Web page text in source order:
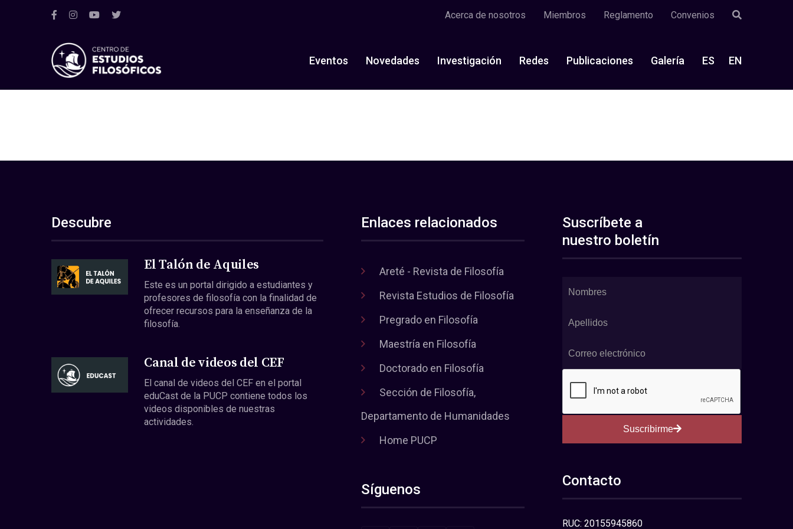
Acerca de nosotros Miembros Reglamento Convenios
Eventos Novedades Investigación Redes Publicaciones Galería ES EN
Descubre
El Talón de Aquiles
Este es un portal dirigido a estudiantes y
profesores de filosofía con la finalidad de
ofrecer recursos para la enseñanza de la
filosofía.
Canal de videos del CEF
El canal de videos del CEF en el portal
eduCast de la PUCP contiene todos los
videos disponibles de nuestras
actividades.
Enlaces relacionados
Areté - Revista de Filosofía
Revista Estudios de Filosofía
Pregrado en Filosofía
Maestría en Filosofía
Doctorado en Filosofía
Sección de Filosofía,
Departamento de Humanidades
Home PUCP
Síguenos
Suscríbete a
nuestro boletín
Suscribirme
Contacto
RUC: 20155945860